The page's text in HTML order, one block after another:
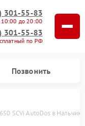
301-55-83
10:00 до 20:00
301-55-83
по РФ
Позвонить
SCVi AutoDos в Нальчике